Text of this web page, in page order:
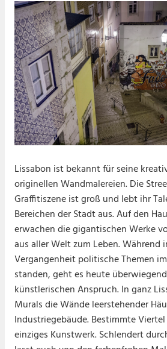
Lissabon ist bekannt für seine
originellen Wandmalereien. Die
Graffitiszene ist groß und lebt ihr
Bereichen der Stadt aus. Auf den
erwachen die gigantischen Werke
aus aller Welt zum Leben. Während
Vergangenheit politische Themen
standen, geht es heute
künstlerischen Anspruch. In ganz
Murals die Wände leerstehender
Industriegebäude. Bestimmte
einziges Kunstwerk. Schlendert